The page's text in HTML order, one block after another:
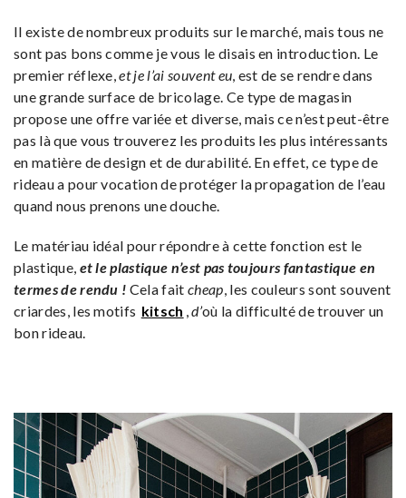
Il existe de nombreux produits sur le marché, mais tous ne
sont pas bons comme je vous le disais en introduction. Le
premier réflexe,et je l’ai souvent eu, est de se rendre dans
une grande surface de bricolage. Ce type de magasin
propose une offre variée et diverse, mais ce n’est peut-être
pas là que vous trouverez les produits les plus intéressants
en matière de design et de durabilité. En effet, ce type de
rideau a pour vocation de protéger la propagation de l’eau
quand nous prenons une douche.
Le matériau idéal pour répondre à cette fonction est le
plastique, et le plastique n’est pas toujours fantastique en
termes de rendu ! Cela fait cheap, les couleurs sont souvent
criardes, les motifs kitsch ,d’où la difficulté de trouver un
bon rideau.